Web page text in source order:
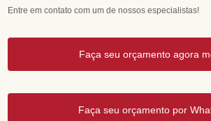
Entre em contato com um de nossos especialistas!
Faça seu orçamento agora
Faça seu orçamento por